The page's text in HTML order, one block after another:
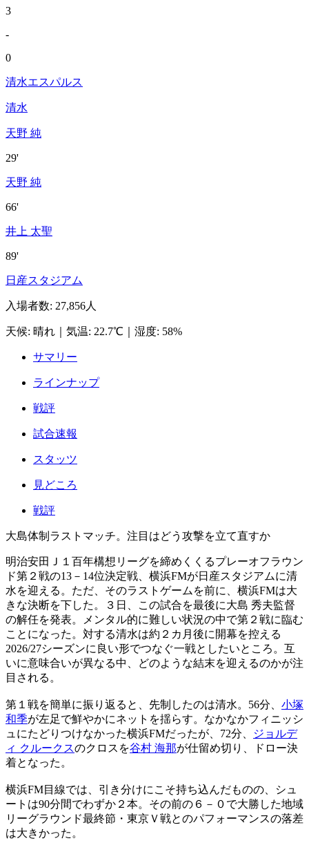
3
-
0
清水エスパルス
清水
天野 純
29'
天野 純
66'
井上 太聖
89'
日産スタジアム
入場者数: 27,856人
天候: 晴れ 気温: 22.7℃ 湿度: 58%
サマリー
ラインナップ
戦評
試合速報
スタッツ
見どころ
戦評
大島体制ラストマッチ。注目はどう攻撃を立て直すか
明治安田Ｊ１百年構想リーグを締めくくるプレーオフラウン
ド第２戦の13－14位決定戦、横浜FMが日産スタジアムに清
水を迎える。ただ、そのラストゲームを前に、横浜FMは大
きな決断を下した。３日、この試合を最後に大島 秀夫監督
の解任を発表。メンタル的に難しい状況の中で第２戦に臨む
ことになった。対する清水は約２カ月後に開幕を控える
2026/27シーズンに良い形でつなぐ一戦としたいところ。互
いに意味合いが異なる中、どのような結末を迎えるのかが注
目される。
第１戦を簡単に振り返ると、先制したのは清水。56分、 小塚
和季が左足で鮮やかにネットを揺らす。なかなかフィニッシ
ュにたどりつけなかった横浜FMだったが、72分、
ジョルデ
ィ クルークスのクロスを谷村 海那が仕留め切り、ドロー決
着となった。
横浜FM目線では、引き分けにこそ持ち込んだものの、シュ
ートは90分間でわずか２本。その前の６－０で大勝した地域
リーグラウンド最終節・東京Ｖ戦とのパフォーマンスの落差
は大きかった。